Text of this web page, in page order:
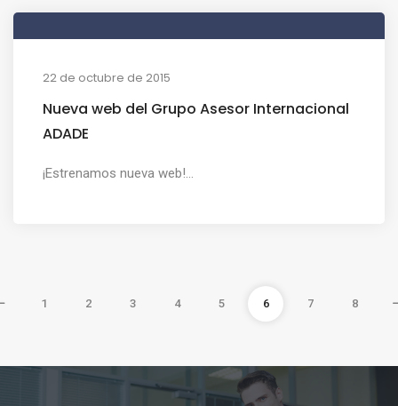
22 de octubre de 2015
Nueva web del Grupo Asesor Internacional
ADADE
¡Estrenamos nueva web!...
1 2 3 4 5 6 7 8